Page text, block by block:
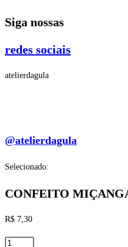
Siga nossas
redes sociais
atelierdagula
@atelierdagula
Selecionado:
CONFEITO
R$ 7,30
CONFEITO